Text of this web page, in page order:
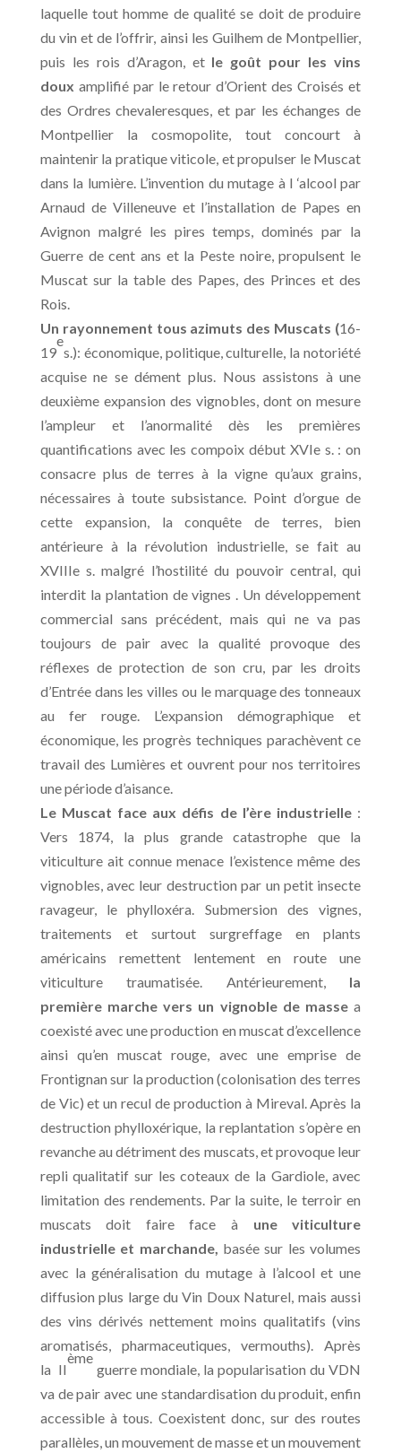
laquelle tout homme de qualité se doit de produire
du vin et de l’offrir, ainsi les Guilhem de Montpellier,
puis les rois d’Aragon, et le goût pour les vins
doux amplifié par le retour d’Orient des Croisés et
des Ordres chevaleresques, et par les échanges de
Montpellier la cosmopolite, tout concourt à
maintenir la pratique viticole, et propulser le Muscat
dans la lumière. L’invention du mutage à l ‘alcool par
Arnaud de Villeneuve et l’installation de Papes en
Avignon malgré les pires temps, dominés par la
Guerre de cent ans et la Peste noire, propulsent le
Muscat sur la table des Papes, des Princes et des
Rois.
Un rayonnement tous azimuts des Muscats (16-
19
e
s.): économique, politique, culturelle, la notoriété
acquise ne se dément plus. Nous assistons à une
deuxième expansion des vignobles, dont on mesure
l’ampleur et l’anormalité dès les premières
quantifications avec les compoix début XVIe s. : on
consacre plus de terres à la vigne qu’aux grains,
nécessaires à toute subsistance. Point d’orgue de
cette expansion, la conquête de terres, bien
antérieure à la révolution industrielle, se fait au
XVIIIe s. malgré l’hostilité du pouvoir central, qui
interdit la plantation de vignes . Un développement
commercial sans précédent, mais qui ne va pas
toujours de pair avec la qualité provoque des
réflexes de protection de son cru, par les droits
d’Entrée dans les villes ou le marquage des tonneaux
au fer rouge. L’expansion démographique et
économique, les progrès techniques parachèvent ce
travail des Lumières et ouvrent pour nos territoires
une période d’aisance.
Le Muscat face aux défis de l’ère industrielle :
Vers 1874, la plus grande catastrophe que la
viticulture ait connue menace l’existence même des
vignobles, avec leur destruction par un petit insecte
ravageur, le phylloxéra. Submersion des vignes,
traitements et surtout surgreffage en plants
américains remettent lentement en route une
viticulture traumatisée. Antérieurement, la
première marche vers un vignoble de masse a
coexisté avec une production en muscat d’excellence
ainsi qu’en muscat rouge, avec une emprise de
Frontignan sur la production (colonisation des terres
de Vic) et un recul de production à Mireval. Après la
destruction phylloxérique, la replantation s’opère en
revanche au détriment des muscats, et provoque leur
repli qualitatif sur les coteaux de la Gardiole, avec
limitation des rendements. Par la suite, le terroir en
muscats doit faire face à une viticulture
industrielle et marchande, basée sur les volumes
avec la généralisation du mutage à l’alcool et une
diffusion plus large du Vin Doux Naturel, mais aussi
des vins dérivés nettement moins qualitatifs (vins
aromatisés, pharmaceutiques, vermouths). Après
la II
ème
guerre mondiale, la popularisation du VDN
va de pair avec une standardisation du produit, enfin
accessible à tous. Coexistent donc, sur des routes
parallèles, un mouvement de masse et un mouvement